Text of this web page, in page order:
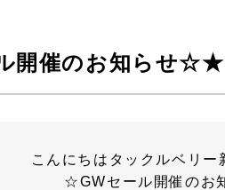
開催のお知らせ☆★
こんにちはタックルベリ
☆GWセール開催のお